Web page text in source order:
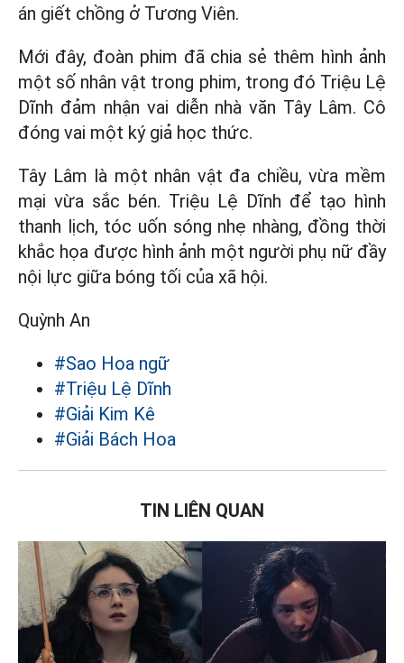
án giết chồng ở Tương Viên.
Mới đây, đoàn phim đã chia sẻ thêm hình ảnh
một số nhân vật trong phim, trong đó Triệu Lệ
Dĩnh đảm nhận vai diễn nhà văn Tây Lâm. Cô
đóng vai một ký giả học thức.
Tây Lâm là một nhân vật đa chiều, vừa mềm
mại vừa sắc bén. Triệu Lệ Dĩnh để tạo hình
thanh lịch, tóc uốn sóng nhẹ nhàng, đồng thời
khắc họa được hình ảnh một người phụ nữ đầy
nội lực giữa bóng tối của xã hội.
Quỳnh An
#Sao Hoa ngữ
#Triệu Lệ Dĩnh
#Giải Kim Kê
#Giải Bách Hoa
TIN LIÊN QUAN